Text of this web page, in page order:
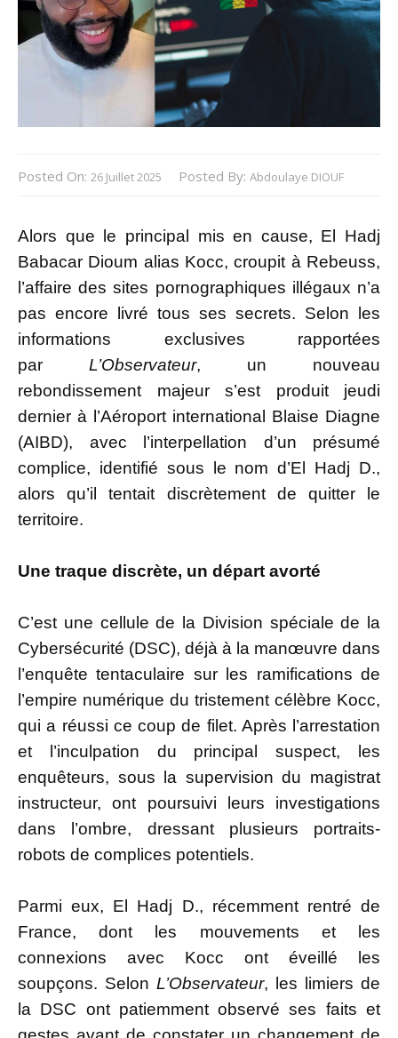
Posted On: 26 Juillet 2025 Posted By: Abdoulaye DIOUF
Alors que le principal mis en cause, El Hadj
Babacar Dioum alias Kocc, croupit à Rebeuss,
l’affaire des sites pornographiques illégaux n’a
pas encore livré tous ses secrets. Selon les
informations exclusives rapportées
par L’Observateur, un nouveau
rebondissement majeur s’est produit jeudi
dernier à l’Aéroport international Blaise Diagne
(AIBD), avec l’interpellation d’un présumé
complice, identifié sous le nom d’El Hadj D.,
alors qu’il tentait discrètement de quitter le
territoire.
Une traque discrète, un départ avorté
C’est une cellule de la Division spéciale de la
Cybersécurité (DSC), déjà à la manœuvre dans
l’enquête tentaculaire sur les ramifications de
l’empire numérique du tristement célèbre Kocc,
qui a réussi ce coup de filet. Après l’arrestation
et l’inculpation du principal suspect, les
enquêteurs, sous la supervision du magistrat
instructeur, ont poursuivi leurs investigations
dans l’ombre, dressant plusieurs portraits-
robots de complices potentiels.
Parmi eux, El Hadj D., récemment rentré de
France, dont les mouvements et les
connexions avec Kocc ont éveillé les
soupçons. Selon L’Observateur, les limiers de
la DSC ont patiemment observé ses faits et